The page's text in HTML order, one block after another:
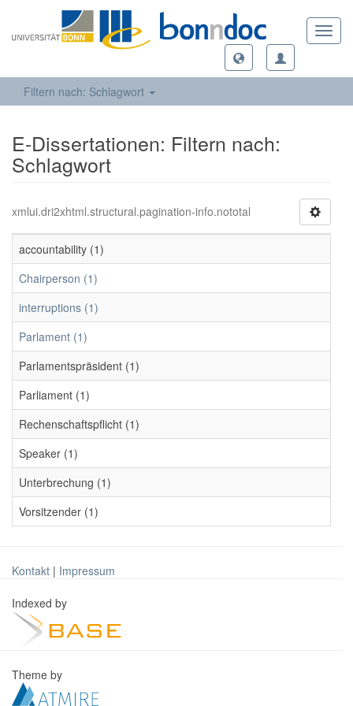
Filtern nach: Schlagwort
E-Dissertationen: Filtern nach:
Schlagwort
xmlui.dri2xhtml.structural.pagination-info.nototal
accountability (1)
Chairperson (1)
interruptions (1)
Parlament (1)
Parlamentspräsident (1)
Parliament (1)
Rechenschaftspflicht (1)
Speaker (1)
Unterbrechung (1)
Vorsitzender (1)
Kontakt | Impressum
Indexed by
Theme by